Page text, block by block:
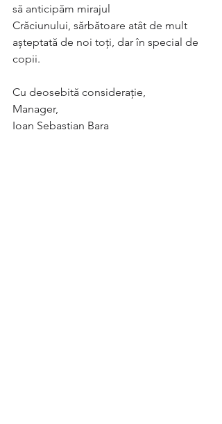
să anticipăm mirajul
Crăciunului, sărbătoare atât de mult
așteptată de noi toți, dar în special de
copii.
Cu deosebită considerație,
Manager,
Ioan Sebastian Bara